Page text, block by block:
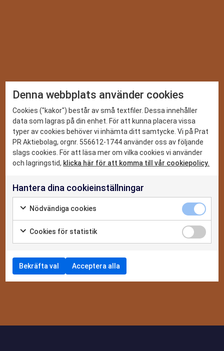
DET HÄR KAN VI
CASE
NYHETER
OM OSS
KONTAKTA OSS
TA DEL AV VÅRA SENASTE
Vi ger dig de senaste nyheterna och trenderna inom PR,
sociala medier och digitalt. Prenumerera på vårt nyhetsbrev
så missar du inget.
Jag godkännerintegritetspolicyn
Denna webbplats använder cookies
Cookies ("kakor") består av små textfiler. Dessa innehåller
data som lagras på din enhet. För att kunna placera vissa
typer av cookies behöver vi inhämta ditt samtycke. Vi på Prat
PR Aktiebolag, orgnr. 556612-1744 använder oss av följande
slags cookies. För att läsa mer om vilka cookies vi använder
och lagringstid, klicka här för att komma till vår cookiepolicy.
Hantera dina cookieinställningar
Nödvändiga cookies
Cookies för statistik
Bekräfta val Acceptera alla